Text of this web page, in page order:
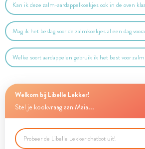
Kan ik deze zalm-aardappelkoekjes ook in de oven
Mag ik het beslag voor de zalmkoekjes al een dag
Welke soort aardappelen gebruik ik het best voor
Welkom bij Libelle Lekker!
Stel je kookvraag aan Maia...